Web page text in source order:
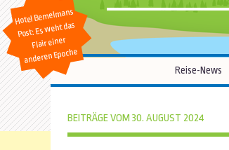
Hotel Bemelmans
Post: Es weht das
Flair einer
anderen Epoche
Reise-News
BEITRÄGE VOM 30. AUGUST 2024